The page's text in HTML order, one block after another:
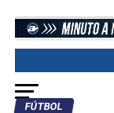
FÚTBOL